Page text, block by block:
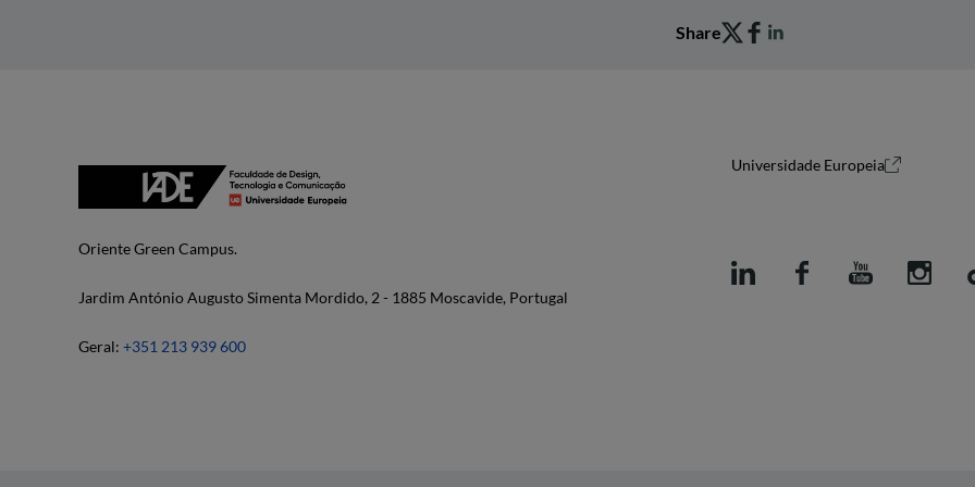
Share
Oriente Green Campus.
Jardim António Augusto Simenta Mordido, 2 - 1885 Moscavide, Portugal
Geral: +351 213 939 600
Universidade Europeia